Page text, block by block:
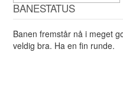
BANESTATUS
Banen fremstår nå i meget
veldig bra. Ha en fin runde.